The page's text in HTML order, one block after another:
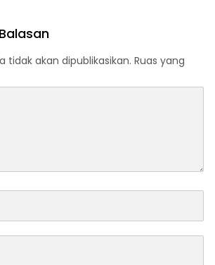
tidak akan dipublikasikan. Ruas yang